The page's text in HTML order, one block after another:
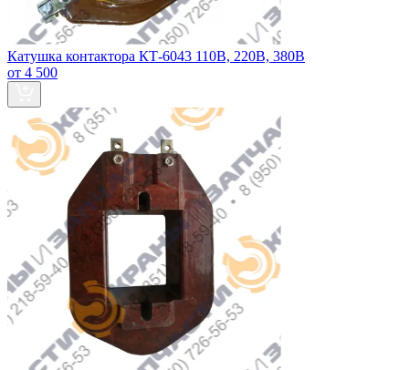
Катушка контактора КТ-6043 110В, 220В, 380В
от 4 500